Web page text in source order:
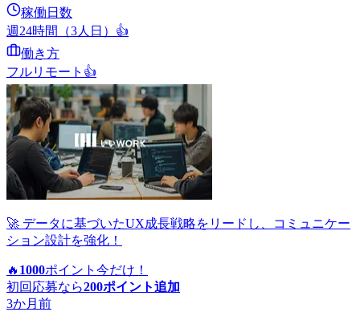
稼働日数
週24時間（3人日） 👍
働き方
フルリモート 👍
🚀 データに基づいたUX成長戦略をリードし、コミュニケー
ション設計を強化！
🔥 1000ポイント 今だけ！
初回応募なら200ポイント追加
3か月前